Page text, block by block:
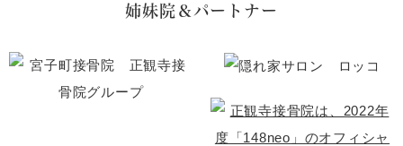
姉妹院＆パートナー